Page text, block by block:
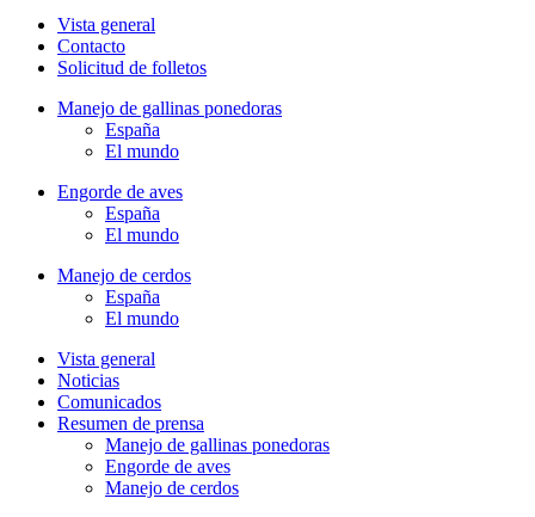
Vista general
Contacto
Solicitud de folletos
Manejo de gallinas ponedoras
España
El mundo
Engorde de aves
España
El mundo
Manejo de cerdos
España
El mundo
Vista general
Noticias
Comunicados
Resumen de prensa
Manejo de gallinas ponedoras
Engorde de aves
Manejo de cerdos